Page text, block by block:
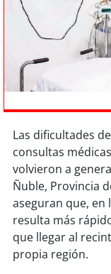
Sostenibilidad
soy chile
soyarica
soyiquique
soycalama
soy
soycopiapó
Las dificultades
consultas
volvieron a
Ñuble, Provincia
aseguran que, en
resulta más
que llegar al
propia región.